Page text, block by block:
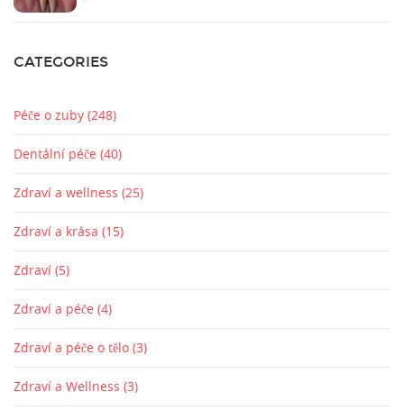
CATEGORIES
Péče o zuby (248)
Dentální péče (40)
Zdraví a wellness (25)
Zdraví a krása (15)
Zdraví (5)
Zdraví a péče (4)
Zdraví a péče o tělo (3)
Zdraví a Wellness (3)